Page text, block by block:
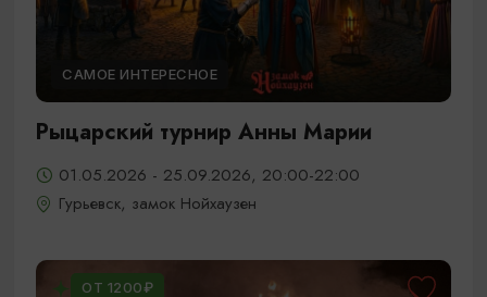
САМОЕ ИНТЕРЕСНОЕ
Рыцарский турнир Анны Марии
01.05.2026 - 25.09.2026, 20:00-22:00
Гурьевск, замок Нойхаузен
ОТ 1200₽